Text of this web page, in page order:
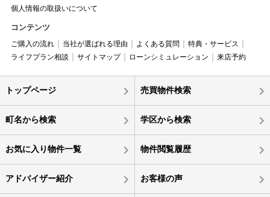
個人情報の取扱いについて
コンテンツ
ご購入の流れ 当社が選ばれる理由 よくある質問
特典・サービス
ライフプラン相談
サイトマップ ローンシミュレーション 来店予約
トップページ 売買物件検索
町名から検索 学区から検索
お気に入り物件一覧 物件閲覧履歴
アドバイザー紹介 お客様の声